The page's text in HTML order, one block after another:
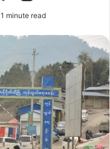
1 minute read